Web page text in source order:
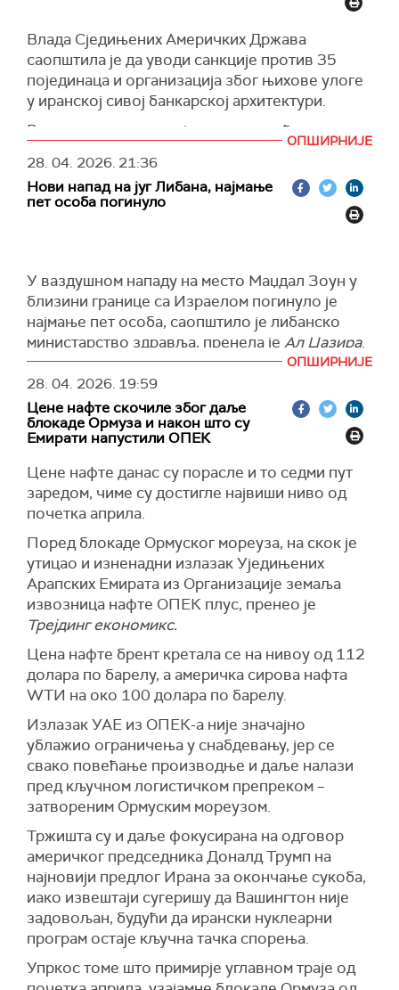
Влада Сједињених Америчких Држава
саопштила је да уводи санкције против 35
појединаца и организација због њихове улоге
у иранској сивој банкарској архитектури.
Вашингтон их оптужује да су омогућавали
заобилажење међународних санкција и
финансијске токове повезане са Техераном,
пренео јеРојтерс.
мреже омогућавале иранским оружаним
снагама, укључујући Исламску
револуционарну гарду (ИРГЦ), приступ
међународном финансијском систему.
нафте на црном тржишту, као и набавку
компоненти за ракетне и друге војне системе.
ОФАК упозорава да ће свака компанија која
иранским државним институцијама или ИРГЦ-у
плаћа накнаде за пролазак кроз Ормуски
мореуз бити суочена са оштрим санкцијама.
Амерички министар финансија Скот Бесент
оценио је да "сива банкарска мрежа Ирана
представља кључни финансијски ослонац
његових оружаних снага", наводећи да она
омогућава активности које дестабилизују
глобалну трговину и подстичу насиље на
Блиском истоку.
Он је додао да незаконити финансијски
токови кроз ову мрежу подржавају, како је
рекао, "терористичке операције" иранског
режима, представљајући претњу америчком
особљу, савезницима и глобалној економији.
Бесент је упозорио да ће свака институција
која учествује у таквим активностима сносити
"озбиљне последице".
(Танјуг, Reuters)
ОПШИРНИЈЕ
28. 04. 2026.21:36
Нови напад на југ Либана, најмање
пет особа погинуло
У ваздушном нападу на место Маџдал Зоун у
близини границе са Израелом погинуло је
најмање пет особа, саопштило је либанско
министарство здравља, пренела је Ал Џазира.
Најмање два либанска војника који су били са
спасилачким тимом су рањена.
(Al Jazeera)
ОПШИРНИЈЕ
28. 04. 2026. 19:59
Цене нафте скочиле због даље
блокаде Ормуза и након што су
Емирати напустили ОПЕК
Цене нафте данас су порасле и то седми пут
заредом, чиме су достигле највиши ниво од
почетка априла.
Поред блокаде Ормуског мореуза, на скок је
утицао и изненадни излазак Уједињених
Арапских Емирата из Организације земаља
извозница нафте ОПЕК плус, пренео је
Трејдинг економикс.
Цена нафте брент кретала се на нивоу од 112
долара по барелу, а америчка сирова нафта
WТИ на око 100 долара по барелу.
Излазак УАЕ из ОПЕК-а није значајно
ублажио ограничења у снабдевању, јер се
свако повећање производње и даље налази
пред кључном логистичком препреком –
затвореним Ормуским мореузом.
Тржишта су и даље фокусирана на одговор
америчког председника Доналд Трумп на
најновији предлог Ирана за окончање сукоба,
иако извештаји сугеришу да Вашингтон није
задовољан, будући да ирански нуклеарни
програм остаје кључна тачка спорења.
Упркос томе што примирје углавном траје од